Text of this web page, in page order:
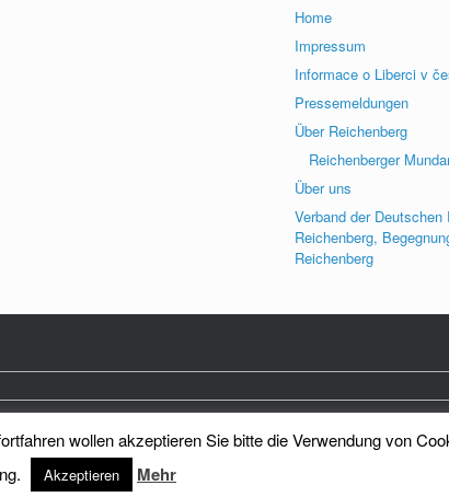
Home
Impressum
Informace o Liberci v
Pressemeldungen
Über Reichenberg
Reichenberger
Über uns
Verband der Deutschen
Reichenberg,
Reichenberg
Land e.V. Theme bySiteOrigin
wollen akzeptieren Sie bitte die Verwendung von
Akzeptieren Mehr